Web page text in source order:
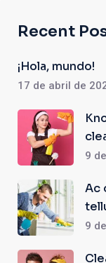
Recent
¡Hola, mundo!
17 de abril de
9
Ac
9